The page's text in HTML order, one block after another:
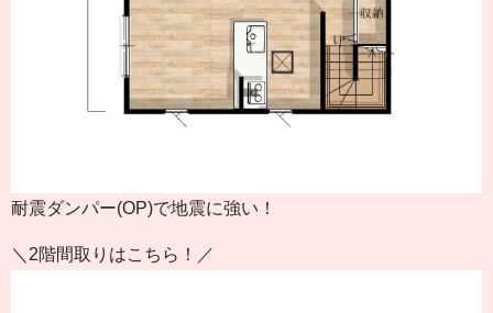
耐震ダンパー(OP)で地震に強い！
＼2階間取りはこちら！／